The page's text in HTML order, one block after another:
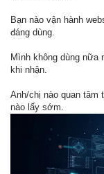
Bạn nào vận hành
đáng dùng.
Mình không dùng nữa
khi nhận.
Anh/chị nào quan tâm
nào lấy sớm.